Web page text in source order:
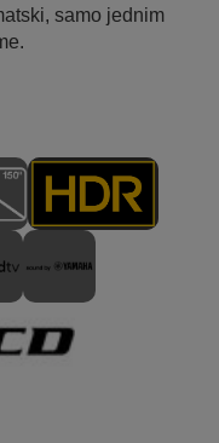
samo jednim